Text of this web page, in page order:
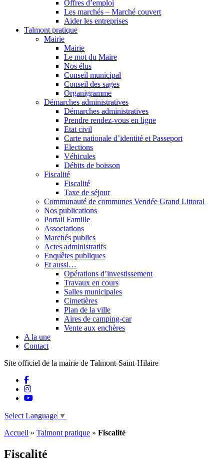
Offres d’emploi
Les marchés – Marché couvert
Aider les entreprises
Talmont pratique
Mairie
Mairie
Le mot du Maire
Nos élus
Conseil municipal
Conseil des sages
Organigramme
Démarches administratives
Démarches administratives
Prendre rendez-vous en ligne
Etat civil
Carte nationale d’identité et Passeport
Elections
Véhicules
Débits de boisson
Fiscalité
Fiscalité
Taxe de séjour
Communauté de communes Vendée Grand Littoral
Nos publications
Portail Famille
Associations
Marchés publics
Actes administratifs
Enquêtes publiques
Et aussi…
Opérations d’investissement
Travaux en cours
Salles municipales
Cimetières
Plan de la ville
Aires de camping-car
Vente aux enchères
A la une
Contact
Site officiel de la mairie de Talmont-Saint-Hilaire
Select Language ▼
Accueil » Talmont pratique » Fiscalité
Fiscalité